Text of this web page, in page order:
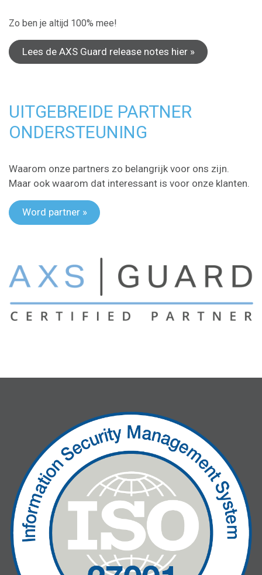
Zo ben je altijd 100% mee!
Lees de AXS Guard release notes hier »
UITGEBREIDE PARTNER
ONDERSTEUNING
Waarom onze partners zo belangrijk voor ons zijn.
Maar ook waarom dat interessant is voor onze klanten.
Word partner »